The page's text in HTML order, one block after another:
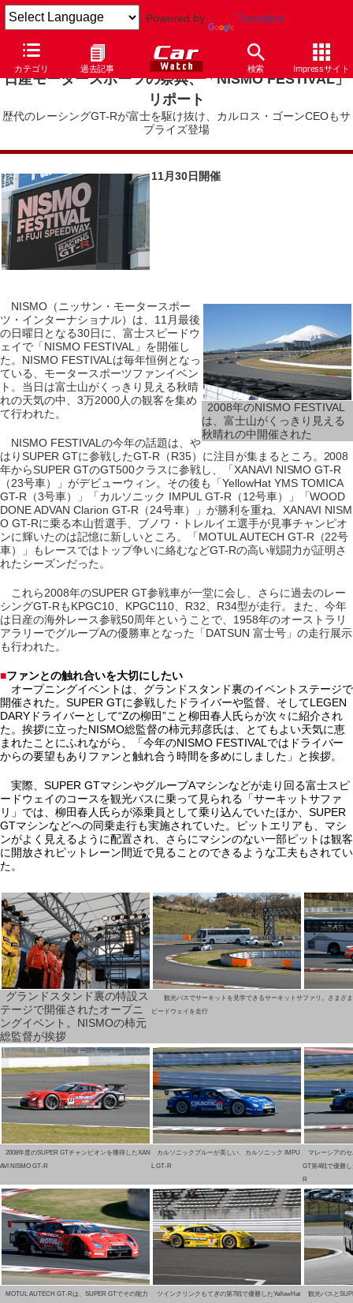
Powered by Translate
カテゴリ 過去記事 検索 Impressサイト
日産モータースポーツの祭典、「NISMO FESTIVAL」
リポート
歴代のレーシングGT-Rが富士を駆け抜け、カルロス・ゴーンCEOもサ
プライズ登場
11月30日開催
2008年のNISMO FESTIVAL
は、富士山がくっきり見える
秋晴れの中開催された
NISMO（ニッサン・モータースポー
ツ・インターナショナル）は、11月最後
の日曜日となる30日に、富士スピードウ
ェイで「NISMO FESTIVAL」を開催し
た。NISMO FESTIVALは毎年恒例となっ
ている、モータースポーツファンイベン
ト。当日は富士山がくっきり見える秋晴
れの天気の中、3万2000人の観客を集め
て行われた。
NISMO FESTIVALの今年の話題は、や
はりSUPER GTに参戦したGT-R（R35）に注目が集まるところ。2008
年からSUPER GTのGT500クラスに参戦し、「XANAVI NISMO GT-R
（23号車）」がデビューウィン。その後も「YellowHat YMS TOMICA
GT-R（3号車）」「カルソニック IMPUL GT-R（12号車）」「WOOD
DONE ADVAN Clarion GT-R（24号車）」が勝利を重ね、XANAVI NISM
O GT-Rに乗る本山哲選手、ブノワ・トレルイエ選手が見事チャンピオ
ンに輝いたのは記憶に新しいところ。「MOTUL AUTECH GT-R（22号
車）」もレースではトップ争いに絡むなどGT-Rの高い戦闘力が証明さ
れたシーズンだった。
これら2008年のSUPER GT参戦車が一堂に会し、さらに過去のレー
シングGT-RもKPGC10、KPGC110、R32、R34型が走行。また、今年
は日産の海外レース参戦50周年ということで、1958年のオーストラリ
アラリーでグループAの優勝車となった「DATSUN 富士号」の走行展示
も行われた。
■ファンとの触れ合いを大切にしたい
オープニングイベントは、グランドスタンド裏のイベントステージで
開催された。SUPER GTに参戦したドライバーや監督、そしてLEGEN
DARYドライバーとして“Zの柳田”こと柳田春人氏らが次々に紹介され
た。挨拶に立ったNISMO総監督の柿元邦彦氏は、とてもよい天気に恵
まれたことにふれながら、「今年のNISMO FESTIVALではドライバー
からの要望もありファンと触れ合う時間を多めにしました」と挨拶。
実際、SUPER GTマシンやグループAマシンなどが走り回る富士スピ
ードウェイのコースを観光バスに乗って見られる「サーキットサファ
リ」では、柳田春人氏らが添乗員として乗り込んでいたほか、SUPER
GTマシンなどへの同乗走行も実施されていた。ピットエリアも、マシ
ンがよく見えるように配置され、さらにマシンのない一部ピットは観客
に開放されピットレーン間近で見ることのできるような工夫もされてい
た。
グランドスタンド裏の特設ス
テージで開催されたオープニ
ングイベント。NISMOの柿元
総監督が挨拶
観光バスでサーキットを見学できるサーキットサファリ。さまざ
ピードウェイを走行
2008年度のSUPER GTチャンピオンを獲得したXAN
AVI NISMO GT-R
カルソニックブルーが美しい、カルソニック IMPU
L GT-R
マレーシアの
GT第4戦で優勝
R
MOTUL AUTECH GT-Rは、SUPER GTでその能力
ツインクリンクもてぎの第7戦で優勝したYellowHat
観光バスと